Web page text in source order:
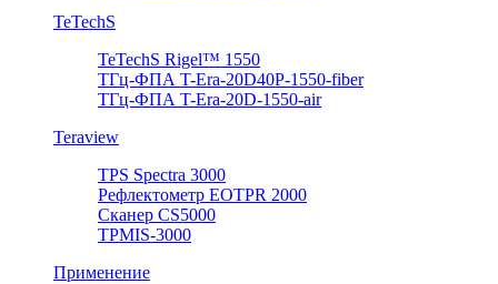
TeTechS
TeTechS Rigel™ 1550
ТГц-ФПА T-Era-20D40P-1550-fiber
ТГц-ФПА T-Era-20D-1550-air
Teraview
TPS Spectra 3000
Рефлектометр EOTPR 2000
Сканер CS5000
TPMIS-3000
Применение